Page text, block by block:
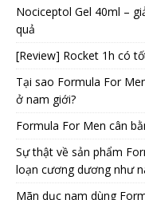
Nociceptol Gel 40ml –
quả
[Review] Rocket 1h có
Tại sao Formula For
ở nam giới?
Formula For Men cân
Sự thật về sản phẩm
loạn cương dương như
Mãn dục nam dùng